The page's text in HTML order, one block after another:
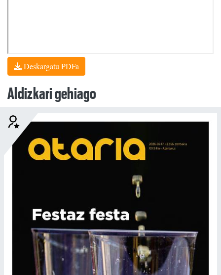
Deskargatu PDFa
Aldizkari gehiago